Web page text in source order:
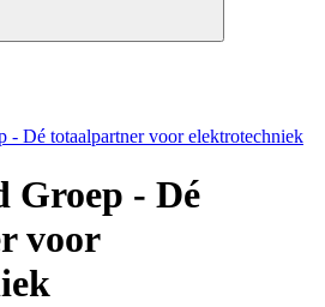
- Dé totaalpartner voor elektrotechniek
Groep - Dé
voor